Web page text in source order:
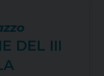
DEL III